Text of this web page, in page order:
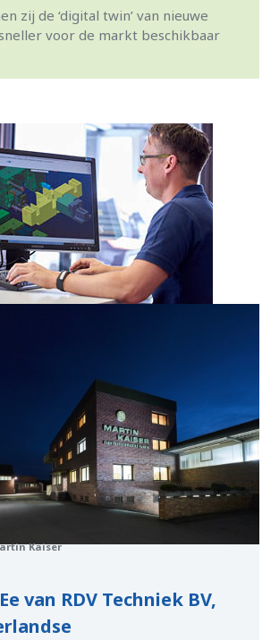
zij de ‘digital twin’ van nieuwe
voor de markt beschikbaar
Kaiser
van RDV Techniek BV,